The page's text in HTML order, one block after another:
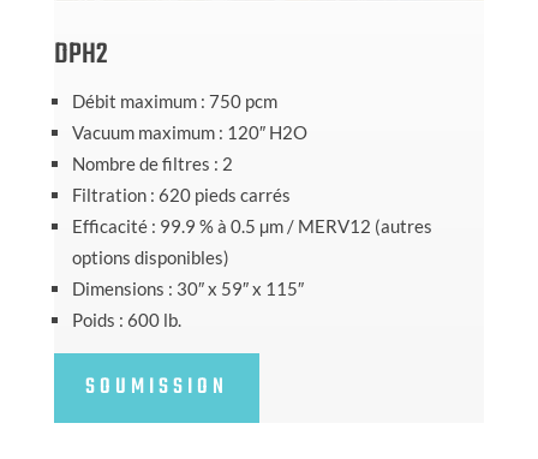
DPH2
Débit maximum : 750 pcm
Vacuum maximum : 120″ H2O
Nombre de filtres : 2
Filtration : 620 pieds carrés
Efficacité : 99.9 % à 0.5 µm / MERV12 (autres
options disponibles)
Dimensions : 30″ x 59″ x 115″
Poids : 600 lb.
SOUMISSION